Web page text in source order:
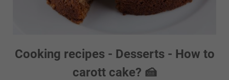
Cooking recipes - Desserts - How to
carott cake? 🍰